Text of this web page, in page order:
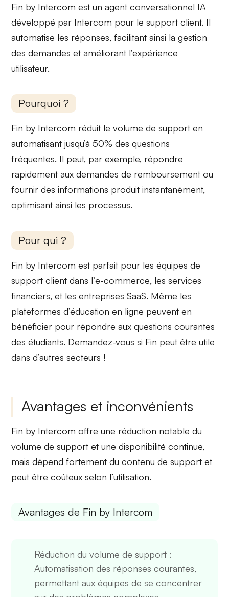
Fin by Intercom est unagent conversationnel IA
développé par Intercom pour le support client. Il
automatise les réponses, facilitant ainsi la gestion
des demandes et améliorant l’expérience
utilisateur.
Pourquoi ?
Fin by Intercom réduit le volume de support en
automatisant jusqu’à 50% des questions
fréquentes. Il peut, par exemple, répondre
rapidement auxdemandes de remboursement ou
fournir desinformations produit instantanément,
optimisant ainsi les processus.
Pour qui ?
Fin by Intercom est parfait pour leséquipes de
support client dans l’e-commerce, lesservices
financiers, et lesentreprises SaaS. Même les
plateformes d’éducation en ligne peuvent en
bénéficier pour répondre aux questions courantes
des étudiants. Demandez-vous si Fin peut être utile
dans d’autres secteurs !
Avantages et inconvénients
Fin by Intercom offre une réduction notable du
volume de support et une disponibilité continue,
mais dépend fortement du contenu de support et
peut être coûteux selon l’utilisation.
Avantages de Fin by Intercom
Réduction du volume de support :
Automatisation des réponses courantes,
permettant aux équipes de se concentrer